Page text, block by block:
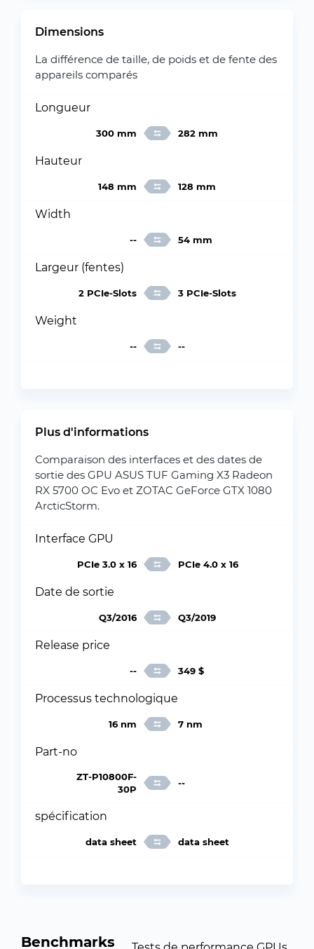
Dimensions
La différence de taille, de poids et de fente des
appareils comparés
Longueur
300 mm 282 mm
Hauteur
148 mm 128 mm
Width
-- 54 mm
Largeur (fentes)
2 PCIe-Slots 3 PCIe-Slots
Weight
-- --
Plus d'informations
Comparaison des interfaces et des dates de
sortie des GPU ASUS TUF Gaming X3 Radeon
RX 5700 OC Evo et ZOTAC GeForce GTX 1080
ArcticStorm.
Interface GPU
PCIe 3.0 x 16 PCIe 4.0 x 16
Date de sortie
Q3/2016 Q3/2019
Release price
-- 349 $
Processus technologique
16 nm 7 nm
Part-no
ZT-P10800F-
30P
--
spécification
data sheet data sheet
Benchmarks